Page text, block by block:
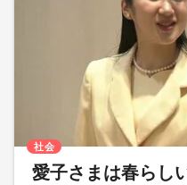
愛子さまは春らし
社会